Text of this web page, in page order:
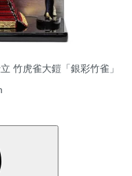
竹虎雀大鎧「銀彩竹雀」